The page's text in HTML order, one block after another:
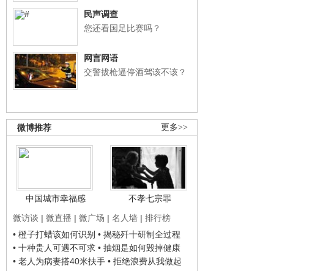
民声调查
您还看国足比赛吗？
网言网语
交警拔枪逼停酒驾该不该？
更多>>
微博推荐
中国城市幸福感
不孝七宗罪
微访谈 | 微直播 | 微广场 | 名人墙 | 排行榜
• 橙子打蜡该如何识别 • 揭秘歼十研制全过程
• 十种贵人可遇不可求 • 抽烟是如何毁掉健康
• 老人为病妻搭40米扶手 • 拒绝浪费从我做起